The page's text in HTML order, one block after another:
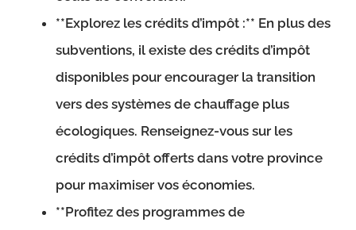
**Explorez les crédits d’impôt :** En plus des
subventions, il existe des crédits d’impôt
disponibles pour encourager la transition
vers des systèmes de chauffage plus
écologiques. Renseignez-vous sur les
crédits d’impôt offerts dans votre province
pour maximiser vos économies.
**Profitez des programmes de